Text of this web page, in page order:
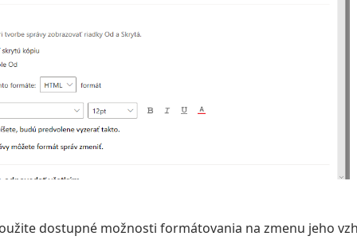
dostupné možnosti formátovania na zmenu jeho